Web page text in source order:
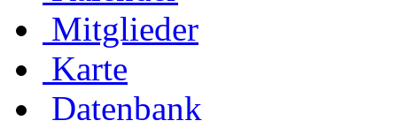
Mitglieder
Karte
Datenbank